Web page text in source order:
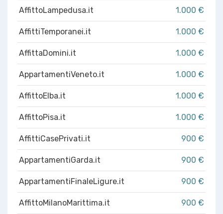
AffittoLampedusa.it 1.000 €
AffittiTemporanei.it 1.000 €
AffittaDomini.it 1.000 €
AppartamentiVeneto.it 1.000 €
AffittoElba.it 1.000 €
AffittoPisa.it 1.000 €
AffittiCasePrivati.it 900 €
AppartamentiGarda.it 900 €
AppartamentiFinaleLigure.it 900 €
AffittoMilanoMarittima.it 900 €